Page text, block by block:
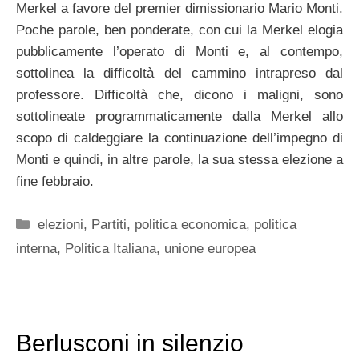
Merkel a favore del premier dimissionario Mario Monti.
Poche parole, ben ponderate, con cui la Merkel elogia
pubblicamente l’operato di Monti e, al contempo,
sottolinea la difficoltà del cammino intrapreso dal
professore. Difficoltà che, dicono i maligni, sono
sottolineate programmaticamente dalla Merkel allo
scopo di caldeggiare la continuazione dell’impegno di
Monti e quindi, in altre parole, la sua stessa elezione a
fine febbraio.
Categorie
elezioni, Partiti, politica economica, politica
interna, Politica Italiana, unione europea
Berlusconi in silenzio